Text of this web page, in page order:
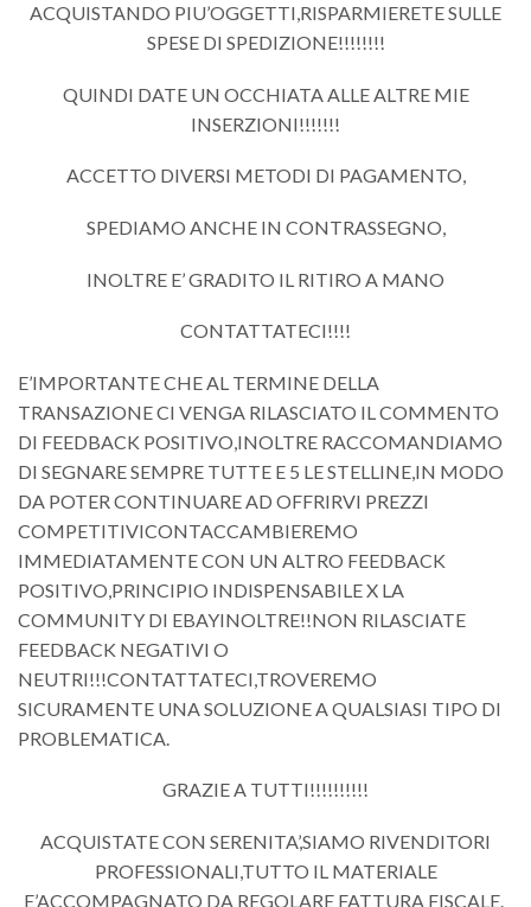
ACQUISTANDO PIU’OGGETTI,RISPARMIERETE SULLE
SPESE DI SPEDIZIONE!!!!!!!!
QUINDI DATE UN OCCHIATA ALLE ALTRE MIE
INSERZIONI!!!!!!!
ACCETTO DIVERSI METODI DI PAGAMENTO,
SPEDIAMO ANCHE IN CONTRASSEGNO,
INOLTRE E’ GRADITO IL RITIRO A MANO
CONTATTATECI!!!!
E’IMPORTANTE CHE AL TERMINE DELLA
TRANSAZIONE CI VENGA RILASCIATO IL COMMENTO
DI FEEDBACK POSITIVO,INOLTRE RACCOMANDIAMO
DI SEGNARE SEMPRE TUTTE E 5 LE STELLINE,IN MODO
DA POTER CONTINUARE AD OFFRIRVI PREZZI
COMPETITIVICONTACCAMBIEREMO
IMMEDIATAMENTE CON UN ALTRO FEEDBACK
POSITIVO,PRINCIPIO INDISPENSABILE X LA
COMMUNITY DI EBAYINOLTRE!!NON RILASCIATE
FEEDBACK NEGATIVI O
NEUTRI!!!CONTATTATECI,TROVEREMO
SICURAMENTE UNA SOLUZIONE A QUALSIASI TIPO DI
PROBLEMATICA.
GRAZIE A TUTTI!!!!!!!!!!
ACQUISTATE CON SERENITA’,SIAMO RIVENDITORI
PROFESSIONALI,TUTTO IL MATERIALE
E’ACCOMPAGNATO DA REGOLARE FATTURA FISCALE.